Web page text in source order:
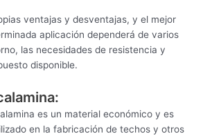
ventajas y desventajas, y el mejor
aplicación dependerá de varios
las necesidades de resistencia y
disponible.
es un material económico y es
en la fabricación de techos y otros